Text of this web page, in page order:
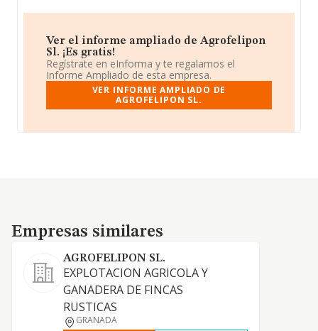
Ver el informe ampliado de Agrofelipon
Sl. ¡Es gratis!
Regístrate en eInforma y te regalamos el
Informe Ampliado de esta empresa.
VER INFORME AMPLIADO DE
AGROFELIPON SL.
Empresas similares
Empresas similares
AGROFELIPON SL.
EXPLOTACION AGRICOLA Y
GANADERA DE FINCAS
RUSTICAS
GRANADA